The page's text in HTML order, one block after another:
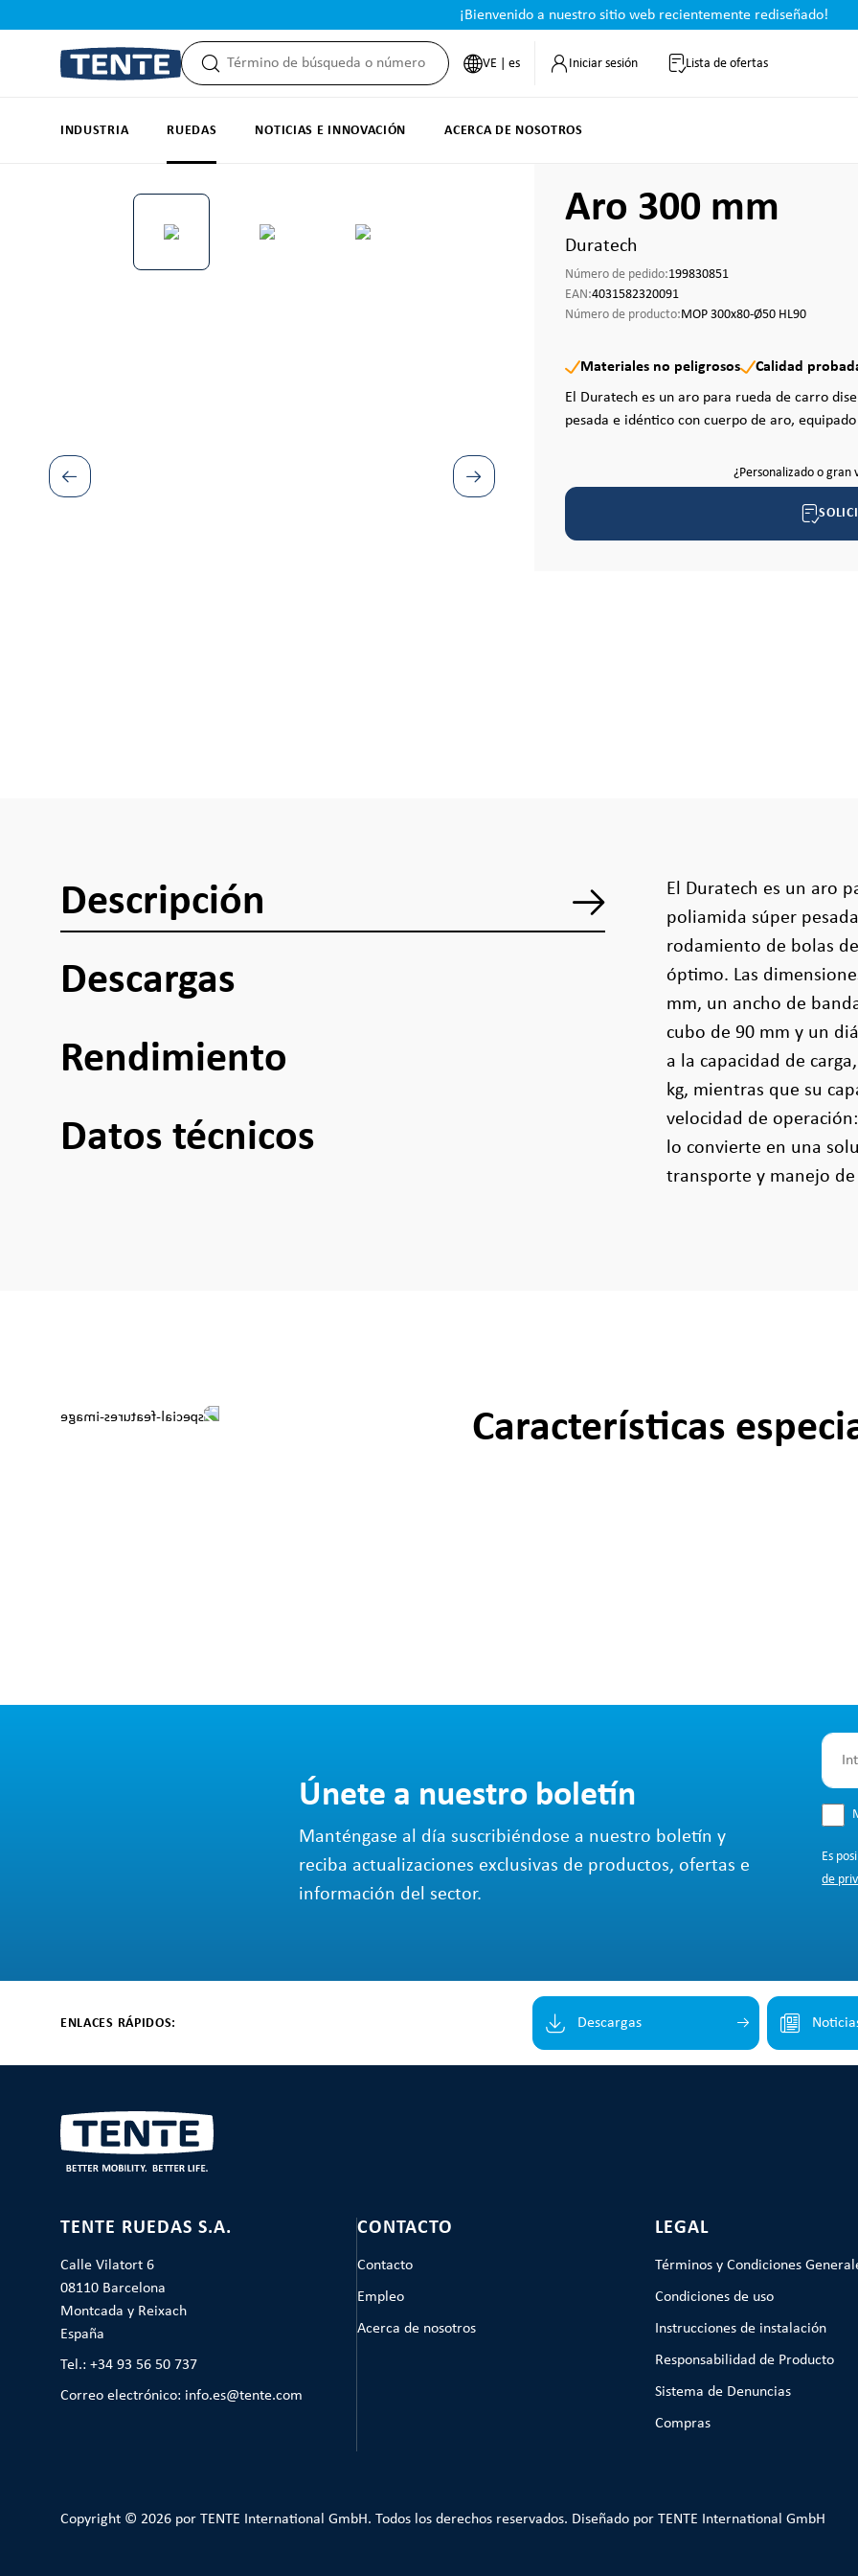
¡Bienvenido a nuestro sitio web recientemente rediseñado!
VE | es Iniciar sesión Lista de ofertas
INDUSTRIA RUEDAS NOTICIAS E INNOVACIÓN ACERCA DE NOSOTROS
Omitir galería de imágenes Aro 300 mm
Duratech
Número de pedido:199830851
EAN:4031582320091
Número de producto:MOP 300x80-Ø50 HL90
Materiales no peligrosos
Calidad
El Duratech es un aro para rueda de carro
pesada e idéntico con cuerpo de aro,
¿Personalizado o gran
Descripción
Descargas
Rendimiento
Datos técnicos
El Duratech es un aro
poliamida súper
rodamiento de bolas
óptimo. Las
mm, un ancho de
cubo de 90 mm y un
a la capacidad de
kg, mientras que su
velocidad de
lo convierte en una
transporte y manejo de
Características
Únete a nuestro boletín
Manténgase al día suscribiéndose a nuestro boletín y
reciba actualizaciones exclusivas de productos, ofertas e
información del sector.
Es
de
ENLACES RÁPIDOS: Descargas
TENTE RUEDAS S.A.
Calle Vilatort 6
08110 Barcelona
Montcada y Reixach
España
Tel.: +34 93 56 50 737
Correo electrónico: info.es@tente.com
CONTACTO
Contacto
Empleo
Acerca de nosotros
LEGAL
Términos y Condiciones
Condiciones de uso
Instrucciones de instalación
Responsabilidad de Producto
Sistema de Denuncias
Compras
Copyright © 2026 por TENTE International GmbH. Todos los derechos reservados. Diseñado por TENTE International GmbH